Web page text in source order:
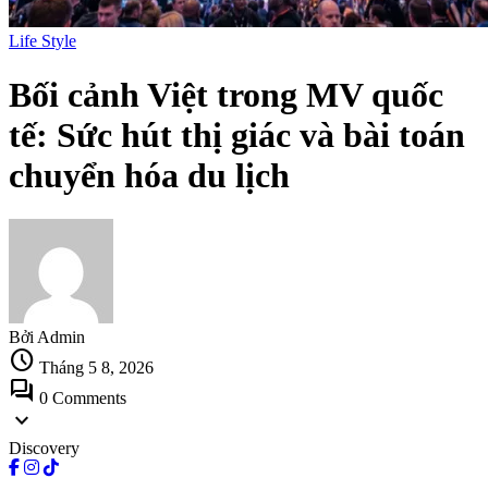
Life Style
Bối cảnh Việt trong MV quốc
tế: Sức hút thị giác và bài toán
chuyển hóa du lịch
Bởi Admin
schedule Tháng 5 8, 2026
forum 0 Comments
expand_more
Discovery